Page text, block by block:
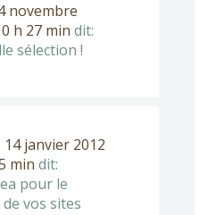
novembre
h 27 min dit:
sélection !
14 janvier 2012
min dit:
pour le
vos sites